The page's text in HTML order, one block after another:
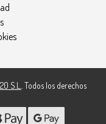
S.L.. Todos los derechos